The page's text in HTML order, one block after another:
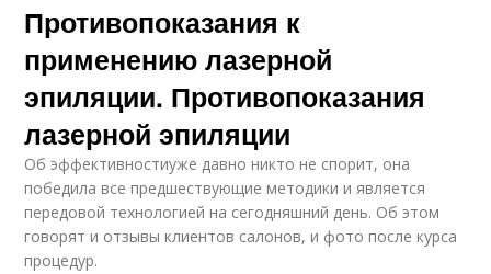
Противопоказания к
применению лазерной
эпиляции. Противопоказания
лазерной эпиляции
Об эффективностиуже давно никто не спорит, она
победила все предшествующие методики и является
передовой технологией на сегодняшний день. Об этом
говорят и отзывы клиентов салонов, и фото после курса
процедур.